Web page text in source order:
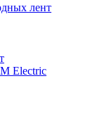
лент
Electric